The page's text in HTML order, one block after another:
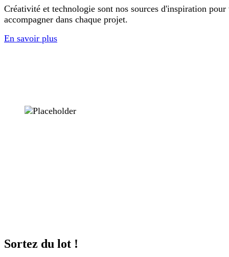
Créativité et technologie sont nos sources d'inspiration pour
accompagner dans chaque projet.
En savoir plus
Sortez du lot !